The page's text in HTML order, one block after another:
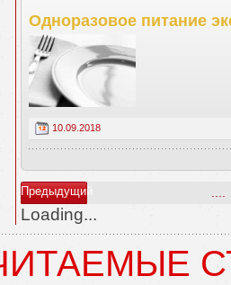
Одноразовое питание
10.09.2018
Предыдущий
Loading...